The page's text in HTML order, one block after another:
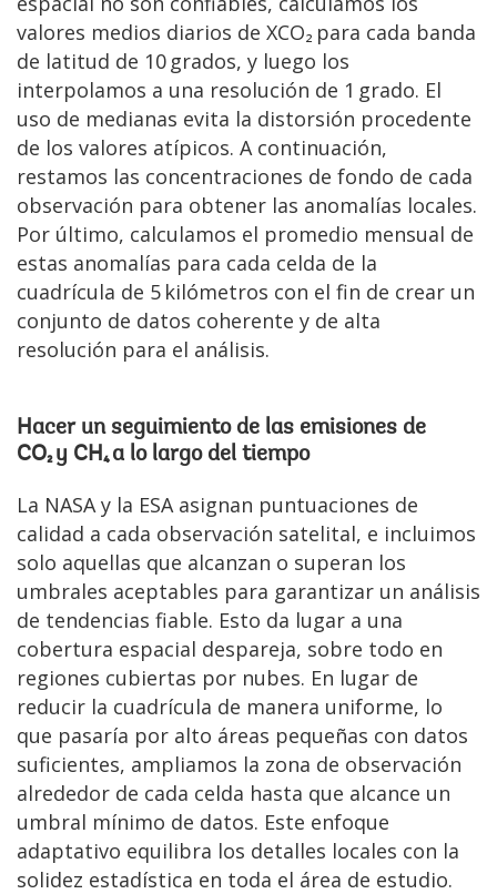
valores medios diarios de XCO₂ para cada banda
de latitud de 10 grados, y luego los
interpolamos a una resolución de 1 grado. El
uso de medianas evita la distorsión procedente
de los valores atípicos. A continuación,
restamos las concentraciones de fondo de cada
observación para obtener las anomalías locales.
Por último, calculamos el promedio mensual de
estas anomalías para cada celda de la
cuadrícula de 5 kilómetros con el fin de crear un
conjunto de datos coherente y de alta
resolución para el análisis.
Hacer un seguimiento de las emisiones de
CO₂ y CH₄ a lo largo del tiempo
La NASA y la ESA asignan puntuaciones de
calidad a cada observación satelital, e incluimos
solo aquellas que alcanzan o superan los
umbrales aceptables para garantizar un análisis
de tendencias fiable. Esto da lugar a una
cobertura espacial despareja, sobre todo en
regiones cubiertas por nubes. En lugar de
reducir la cuadrícula de manera uniforme, lo
que pasaría por alto áreas pequeñas con datos
suficientes, ampliamos la zona de observación
alrededor de cada celda hasta que alcance un
umbral mínimo de datos. Este enfoque
adaptativo equilibra los detalles locales con la
solidez estadística en toda el área de estudio.